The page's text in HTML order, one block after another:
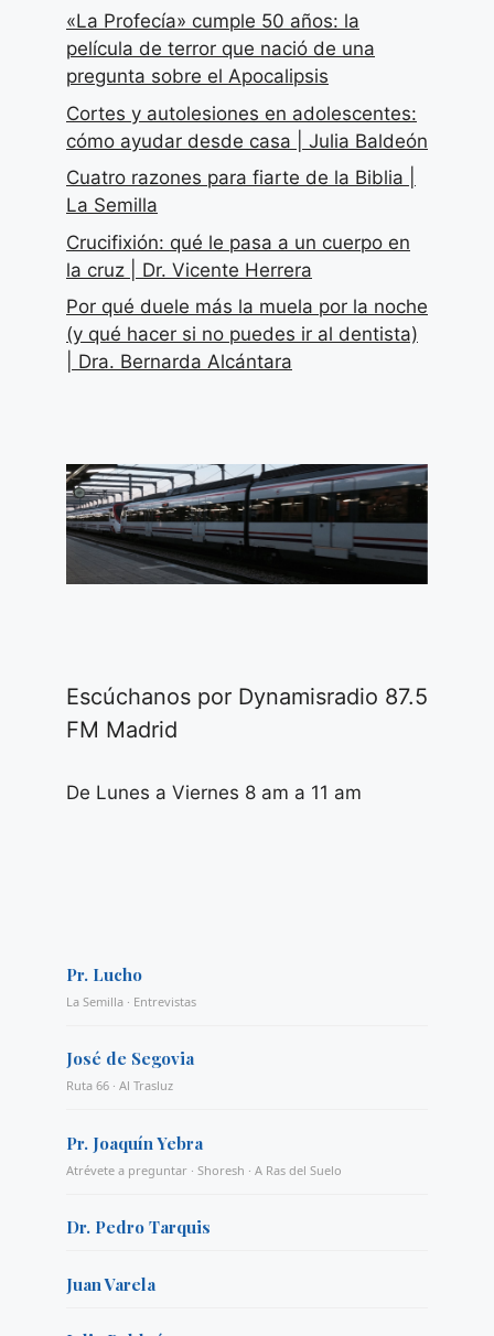
«La Profecía» cumple 50 años: la
película de terror que nació de una
pregunta sobre el Apocalipsis
Cortes y autolesiones en adolescentes:
cómo ayudar desde casa | Julia Baldeón
Cuatro razones para fiarte de la Biblia |
La Semilla
Crucifixión: qué le pasa a un cuerpo en
la cruz | Dr. Vicente Herrera
Por qué duele más la muela por la noche
(y qué hacer si no puedes ir al dentista)
| Dra. Bernarda Alcántara
Escúchanos por Dynamisradio 87.5
FM Madrid
De Lunes a Viernes 8 am a 11 am
Pr. Lucho
La Semilla · Entrevistas
José de Segovia
Ruta 66 · Al Trasluz
Pr. Joaquín Yebra
Atrévete a preguntar · Shoresh · A Ras del Suelo
Dr. Pedro Tarquis
Juan Varela